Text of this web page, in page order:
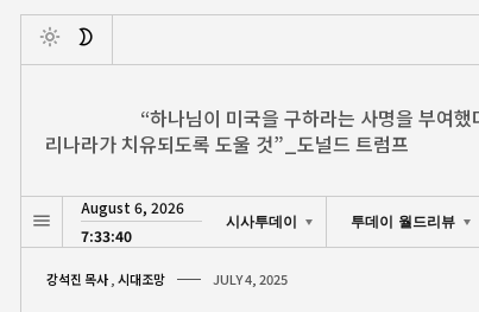
Toggle
“하나님이 미국을 구하라는 사명을 부여했
리나라가 치유되도록 도울 것”_도널드 트럼프
August 6, 2026
7:33:42
시사투데이 투데이 월드리뷰
강석진 목사 시대조망 JULY 4, 2025